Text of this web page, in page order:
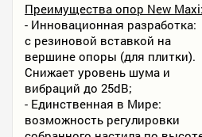
Преимущества опор New Maxi:
- Инновационная разработка:
с резиновой вставкой на
вершине опоры (для плитки).
Снижает уровень шума и
вибраций до 25dB;
- Единственная в Мире:
возможность регулировки